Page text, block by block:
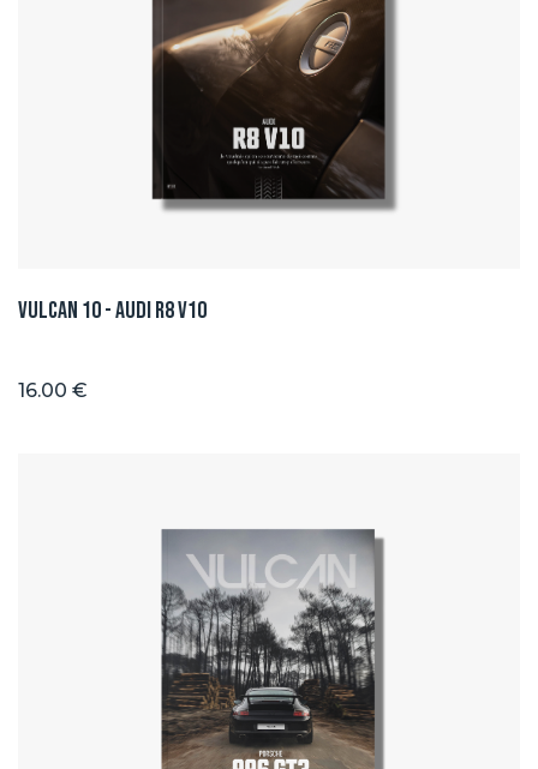
Vulcan 10 - Audi R8 V10
16.00 €